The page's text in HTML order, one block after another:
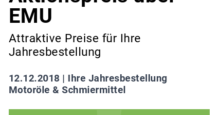
EMU
Attraktive Preise für Ihre
Jahresbestellung
12.12.2018 | Ihre Jahresbestellung
Motoröle & Schmiermittel